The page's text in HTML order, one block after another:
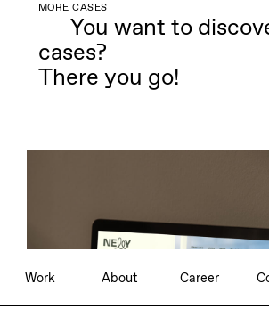
Independent Brand Consultancy
MORE CASES
You want to
cases?
There you go!
Work About Career